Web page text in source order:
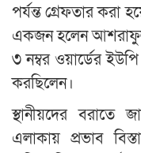
পর্যন্ত গ্রেফতার করা
একজন হলেন আশরাফুল
৩ নম্বর ওয়ার্ডের
করছিলেন।
স্থানীয়দের বরাতে
এলাকায় প্রভাব